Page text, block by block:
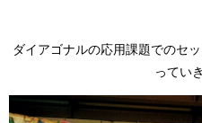
ダイアゴナルの応用課題でのセ
ってい